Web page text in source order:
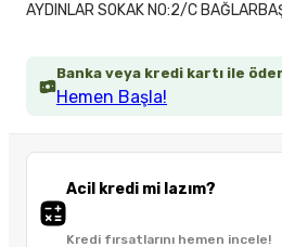
Banka veya kredi kartı ile
Hemen Başla!
Acil kredi mi lazım?
Kredi fırsatlarını hemen incele!
AYDINLAR SOKAK NO:2/C